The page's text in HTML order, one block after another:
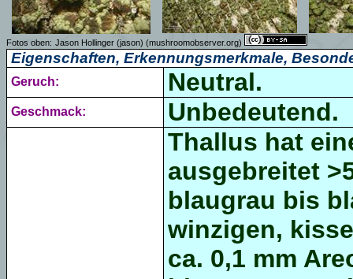
Fotos oben: Jason Hollinger (jason) (mushroomobserver.org)
Eigenschaften, Erkennungsmerkmale,
Geruch: Neutral.
Geschmack: Unbedeutend.
Thallus hat
ausgebreitet
blaugrau bis
winzigen,
ca. 0,1 mm